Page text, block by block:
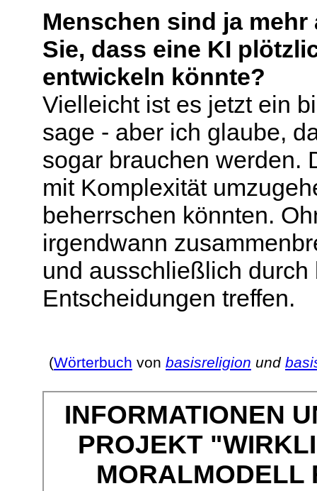
Menschen sind ja
Sie, dass eine KI
entwickeln könnte?
Vielleicht ist es jetzt ein
sage - aber ich glaube,
sogar brauchen werden.
mit Komplexität
beherrschen könnten.
irgendwann
und ausschließlich
Entscheidungen treffen.
(Wörterbuch von basisreligion und